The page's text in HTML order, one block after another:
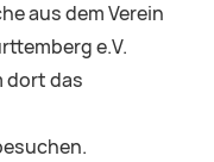
aus dem Verein
e.V.
dort das